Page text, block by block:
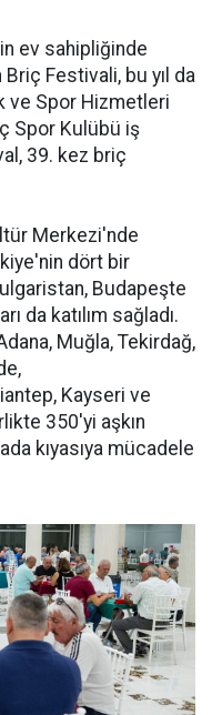
ev sahipliğinde
Festivali, bu yıl da
ve Spor Hizmetleri
Spor Kulübü iş
39. kez briç
Merkezi'nde
dört bir
Budapeşte
da katılım sağladı.
Muğla, Tekirdağ,
Kayseri ve
350'yi aşkın
kıyasıya mücadele